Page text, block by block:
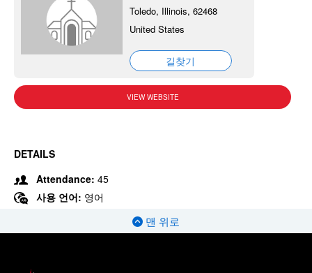
Toledo, Illinois, 62468
United States
길찾기
VIEW WEBSITE
DETAILS
Attendance: 45
사용 언어: 영어
맨 위로